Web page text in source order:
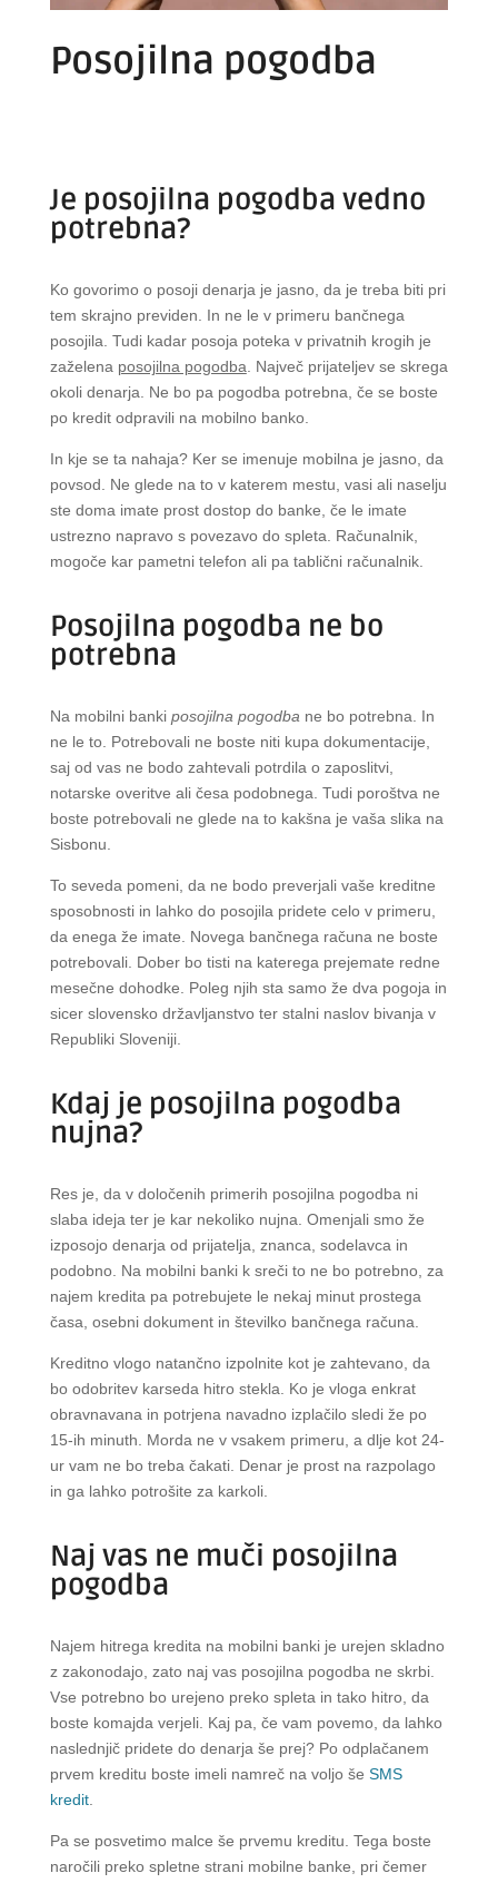
Posojilna pogodba
Je posojilna pogodba vedno
potrebna?
Ko govorimo o posoji denarja je jasno, da je treba biti pri
tem skrajno previden. In ne le v primeru bančnega
posojila. Tudi kadar posoja poteka v privatnih krogih je
zaželena posojilna pogodba . Največ prijateljev se skrega
okoli denarja. Ne bo pa pogodba potrebna, če se boste
po kredit odpravili na mobilno banko.
In kje se ta nahaja? Ker se imenuje mobilna je jasno, da
povsod. Ne glede na to v katerem mestu, vasi ali naselju
ste doma imate prost dostop do banke, če le imate
ustrezno napravo s povezavo do spleta. Računalnik,
mogoče kar pametni telefon ali pa tablični računalnik.
Posojilna pogodba ne bo
potrebna
Na mobilni banki posojilna pogodba ne bo potrebna. In
ne le to. Potrebovali ne boste niti kupa dokumentacije,
saj od vas ne bodo zahtevali potrdila o zaposlitvi,
notarske overitve ali česa podobnega. Tudi poroštva ne
boste potrebovali ne glede na to kakšna je vaša slika na
Sisbonu.
To seveda pomeni, da ne bodo preverjali vaše kreditne
sposobnosti in lahko do posojila pridete celo v primeru,
da enega že imate. Novega bančnega računa ne boste
potrebovali. Dober bo tisti na katerega prejemate redne
mesečne dohodke. Poleg njih sta samo že dva pogoja in
sicer slovensko državljanstvo ter stalni naslov bivanja v
Republiki Sloveniji.
Kdaj je posojilna pogodba
nujna?
Res je, da v določenih primerih posojilna pogodba ni
slaba ideja ter je kar nekoliko nujna. Omenjali smo že
izposojo denarja od prijatelja, znanca, sodelavca in
podobno. Na mobilni banki k sreči to ne bo potrebno, za
najem kredita pa potrebujete le nekaj minut prostega
časa, osebni dokument in številko bančnega računa.
Kreditno vlogo natančno izpolnite kot je zahtevano, da
bo odobritev karseda hitro stekla. Ko je vloga enkrat
obravnavana in potrjena navadno izplačilo sledi že po
15-ih minuth. Morda ne v vsakem primeru, a dlje kot 24-
ur vam ne bo treba čakati. Denar je prost na razpolago
in ga lahko potrošite za karkoli.
Naj vas ne muči posojilna
pogodba
Najem hitrega kredita na mobilni banki je urejen skladno
z zakonodajo, zato naj vas posojilna pogodba ne skrbi.
Vse potrebno bo urejeno preko spleta in tako hitro, da
boste komajda verjeli. Kaj pa, če vam povemo, da lahko
naslednjič pridete do denarja še prej? Po odplačanem
prvem kreditu boste imeli namreč na voljo še SMS
kredit.
Pa se posvetimo malce še prvemu kreditu. Tega boste
naročili preko spletne strani mobilne banke, pri čemer